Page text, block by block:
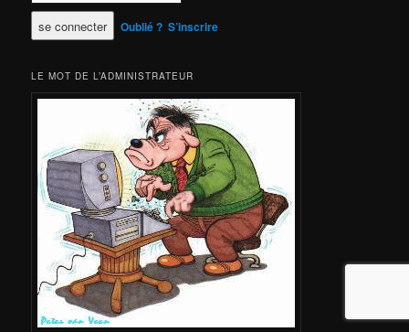
Oublié ? S’inscrire
LE MOT DE L’ADMINISTRATEUR